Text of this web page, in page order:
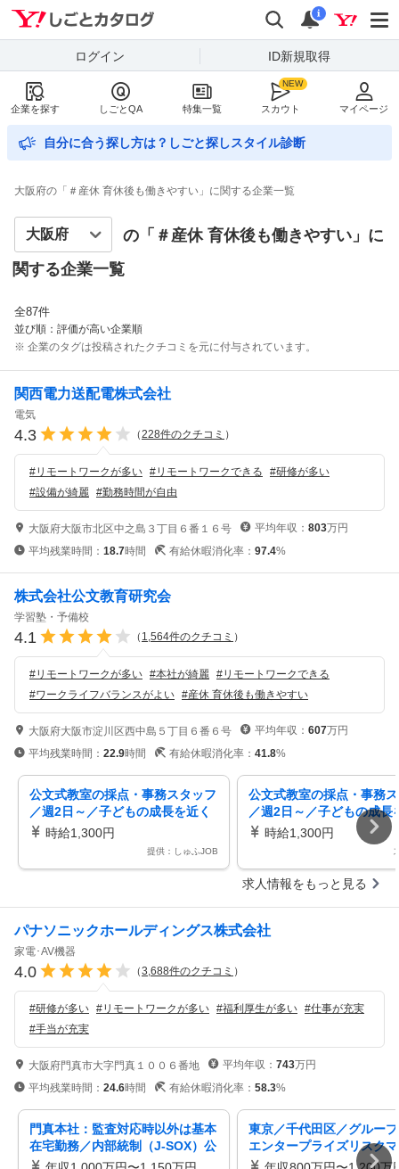
Yahoo!しごとカタログ
検索
通知
i
ログイン ID新規取得
企業を探す しごとQA 特集一覧 スカウト マイページ
自分に合う探し方は？しごと探しスタイル診断
大阪府の「＃産休 育休後も働きやすい」に関する企業一覧
の「＃ 産休 育休後も働きやすい 」に
関する企業一覧
全87件
並び順：評価が高い企業順
※ 企業のタグは投稿されたクチコミを元に付与されています。
関西電力送配電株式会社
電気
4.3 （228件のクチコミ ）
#リモートワークが多い #リモートワークできる #研修が多い
#設備が綺麗 #勤務時間が自由
大阪府大阪市北区中之島３丁目６番１６号 平均年収： 803万円
平均残業時間： 18.7時間 有給休暇消化率： 97.4%
株式会社公文教育研究会
学習塾・予備校
4.1 （ 1,564件のクチコミ ）
#リモートワークが多い #本社が綺麗 #リモートワークできる
#ワークライフバランスがよい #産休 育休後も働きやすい
大阪府大阪市淀川区西中島５丁目６番６号 平均年収： 607万円
平均残業時間： 22.9時間 有給休暇消化率： 41.8%
公文式教室の採点・事務スタッフ
／週2日～／子どもの成長を近く
で見守れるお仕事／くもんの採
点・事務スタッフ／週2日×1日3
時給1,300円
提供：しゅふJOB
公文式教室の採点・事務
／週2日～／子どもの成長
で見守れるお仕事／くも
点・事務スタッフ／週2日
あり服装自由・シフト応
時給1,300円
求人情報をもっと見る
パナソニックホールディングス株式会社
家電･AV機器
4.0 （3,688件のクチコミ ）
#研修が多い #リモートワークが多い #福利厚生が多い #仕事が充実
#手当が充実
大阪府門真市大字門真１００６番地 平均年収： 743万円
平均残業時間： 24.6時間 有給休暇消化率： 58.3%
門真本社：監査対応時以外は基本
在宅勤務／内部統制（J-SOX）公
認会計士資格・英語力を活かす
東京／千代田区／グルー
エンタープライズリスク
ント推進 リモート・フレ